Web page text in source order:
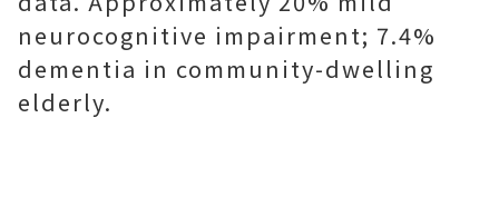
neurocognitive impairment; 7.4%
dementia in community-dwelling
elderly.